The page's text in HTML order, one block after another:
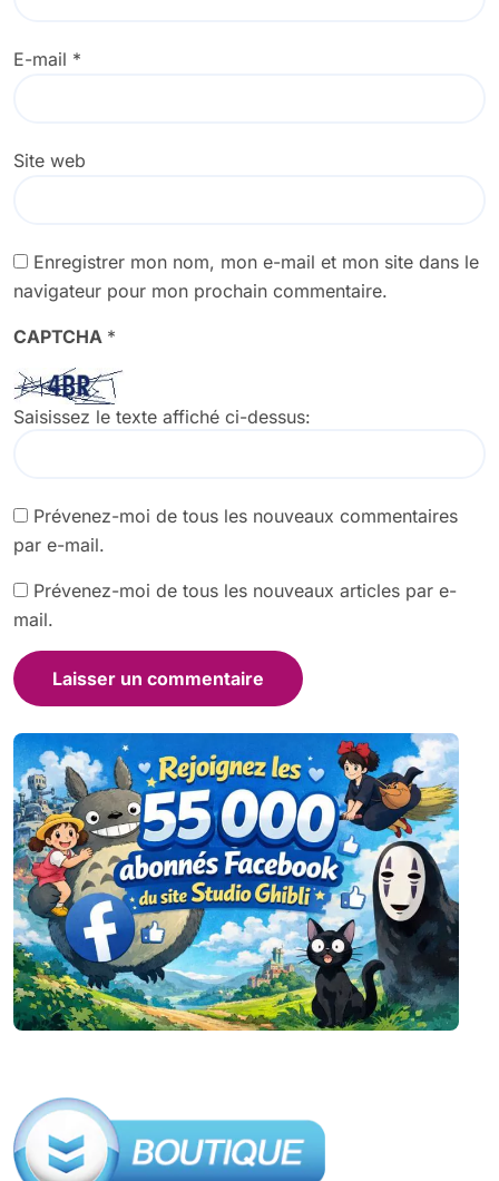
E-mail *
Site web
Enregistrer mon nom, mon e-mail et mon site dans le
navigateur pour mon prochain commentaire.
CAPTCHA *
Saisissez le texte affiché ci-dessus:
Prévenez-moi de tous les nouveaux commentaires
par e-mail.
Prévenez-moi de tous les nouveaux articles par e-
mail.